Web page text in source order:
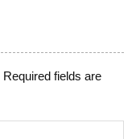
Required fields are